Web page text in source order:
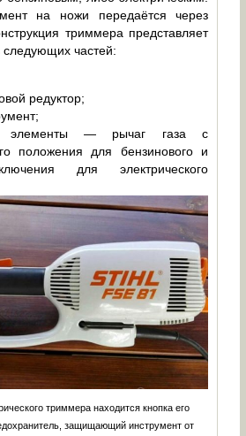
на ножи передаётся через
триммера представляет
следующих частей:
редуктор;
элементы — рычаг газа с
положения для бензинового и
для электрического
триммера находится кнопка его
защищающий инструмент от